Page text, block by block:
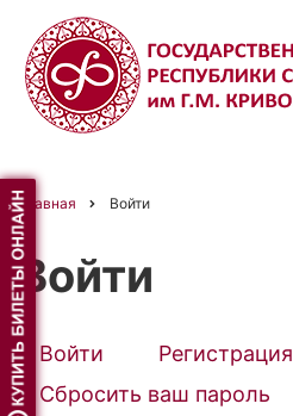
Перейти
основному
содержанию
Строка
навигации
Главная Войти
Войти
Primary
Войти (активная
вкладка)
Регистрация
Сбросить ваш пароль